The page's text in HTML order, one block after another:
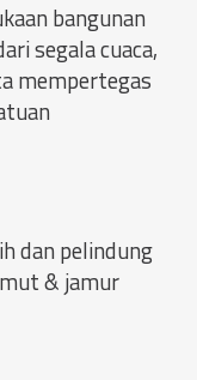
bangunan
segala cuaca,
mempertegas
dan pelindung
& jamur